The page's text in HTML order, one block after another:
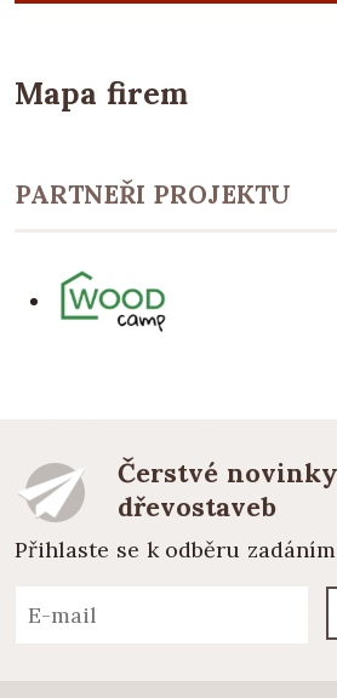
Mapa firem
PARTNEŘI PROJEKTU
Čerstvé
dřevostaveb
Přihlaste se k odběru